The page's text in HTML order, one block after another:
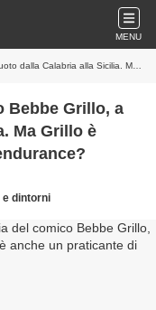
MENU
Grillo è anche un praticante di nuoto-endurance?
Bebbe Grillo, a
Ma Grillo è
e dintorni